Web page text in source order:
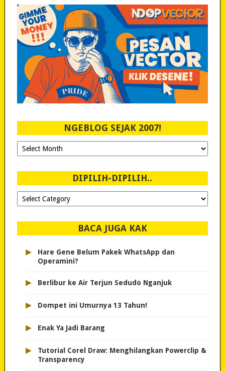
NGEBLOG SEJAK 2007!
Ngeblog
Sejak
DIPILIH-DIPILIH..
Dipilih-
dipilih..
BACA JUGA KAK
▸
Hare Gene Belum Pakek WhatsApp dan
Operamini?
▸ Berlibur ke Air Terjun Sedudo Nganjuk
▸ Dompet ini Umurnya 13 Tahun!
▸ Enak Ya Jadi Barang
▸
Tutorial Corel Draw: Menghilangkan Powerclip &
Transparency